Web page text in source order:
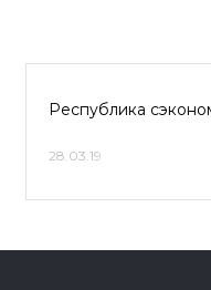
Республика
28.03.19